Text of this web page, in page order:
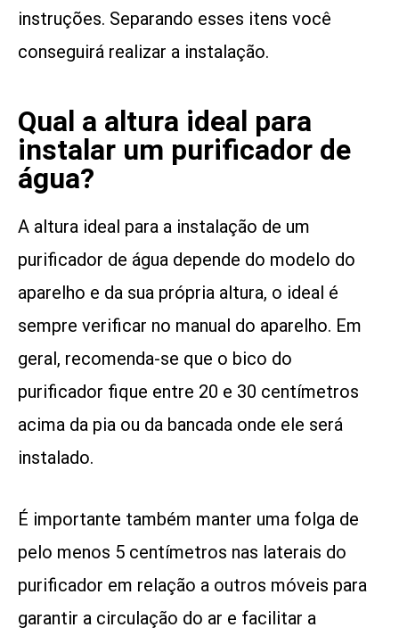
instruções. Separando esses itens você
conseguirá realizar a instalação.
Qual a altura ideal para
instalar um purificador de
água?
A altura ideal para a instalação de um
purificador de água depende do modelo do
aparelho e da sua própria altura, o ideal é
sempre verificar no manual do aparelho. Em
geral, recomenda-se que o bico do
purificador fique entre 20 e 30 centímetros
acima da pia ou da bancada onde ele será
instalado.
É importante também manter uma folga de
pelo menos 5 centímetros nas laterais do
purificador em relação a outros móveis para
garantir a circulação do ar e facilitar a